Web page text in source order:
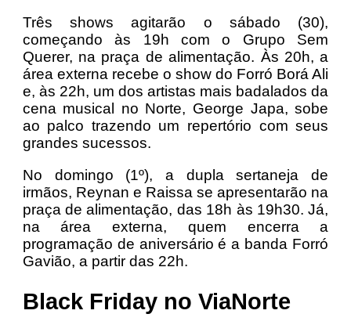
Três shows agitarão o sábado (30),
começando às 19h com o Grupo Sem
Querer, na praça de alimentação. Às 20h, a
área externa recebe o show do Forró Borá Ali
e, às 22h, um dos artistas mais badalados da
cena musical no Norte, George Japa, sobe
ao palco trazendo um repertório com seus
grandes sucessos.
No domingo (1º), a dupla sertaneja de
irmãos, Reynan e Raissa se apresentarão na
praça de alimentação, das 18h às 19h30. Já,
na área externa, quem encerra a
programação de aniversário é a banda Forró
Gavião, a partir das 22h.
Black Friday no ViaNorte